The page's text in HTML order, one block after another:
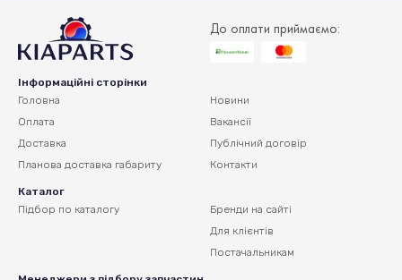
До оплати приймаємо:
Інформаційні сторінки
Головна
Оплата
Доставка
Планова доставка габариту
Новини
Вакансії
Публічний договір
Контакти
Каталог
Підбор по каталогу
Бренди на сайті
Для клієнтів
Постачальникам